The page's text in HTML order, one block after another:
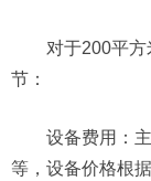
对于200平
节：
设备费用：
等，设备价格根